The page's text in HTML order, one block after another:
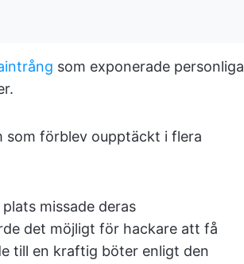
som exponerade personliga
som förblev oupptäckt i flera
missade deras
det möjligt för hackare att få
till en kraftig böter enligt den